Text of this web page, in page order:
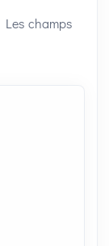
Les champs